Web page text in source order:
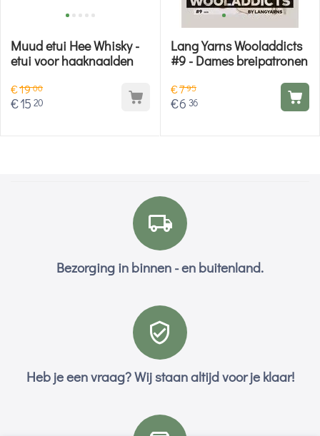
Muud etui Hee Whisky -
etui voor haaknaalden
€1900
€15 20
Lang Yarns Wooladdicts
#9 - Dames breipatronen
€795
€6 36
Bezorging in binnen - en buitenland.
Heb je een vraag? Wij staan altijd voor je klaar!